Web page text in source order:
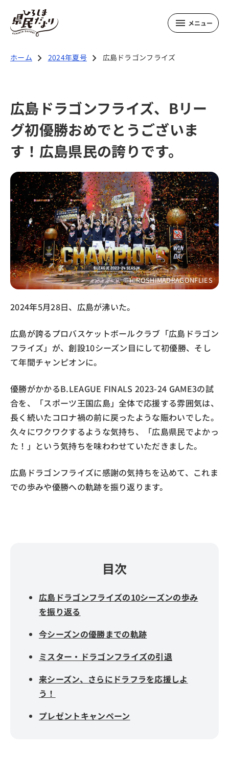
メニュー
2024年夏号の記事
おいしい広島 特集
ひろしまの元気を創るひと
Team WISH
広島ドラゴンフライズ
夏号のお知らせ
夏号のプレゼント
PDF版 音声版 点字版
ひろしま県民だよりとは
音声版を聞くために
ホーム chevron_right 2024年夏号 chevron_right 広島ドラゴンフライズ
広島ドラゴンフライズ、Bリー
グ初優勝おめでとうございま
す！広島県民の誇りです。
©HIROSHIMADRAGONFLIES
2024年5月28日、広島が沸いた。
広島が誇るプロバスケットボールクラブ「広島ドラゴン
フライズ」が、創設10シーズン目にして初優勝、そし
て年間チャンピオンに。
優勝がかかるB.LEAGUE FINALS 2023-24 GAME3の試
合を、「スポーツ王国広島」全体で応援する雰囲気は、
長く続いたコロナ禍の前に戻ったような賑わいでした。
久々にワクワクするような気持ち、「広島県民でよかっ
た！」という気持ちを味わわせていただきました。
広島ドラゴンフライズに感謝の気持ちを込めて、これま
での歩みや優勝への軌跡を振り返ります。
目次
広島ドラゴンフライズの10シーズンの歩み
を振り返る
今シーズンの優勝までの軌跡
ミスター・ドラゴンフライズの引退
来シーズン、さらにドラフラを応援しよ
う！
プレゼントキャンペーン